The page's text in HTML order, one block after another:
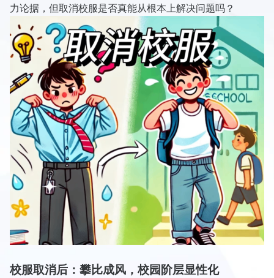
力论据，但取消校服是否真能从根本上解决问题吗？
校服取消后：攀比成风，校园阶层显性化